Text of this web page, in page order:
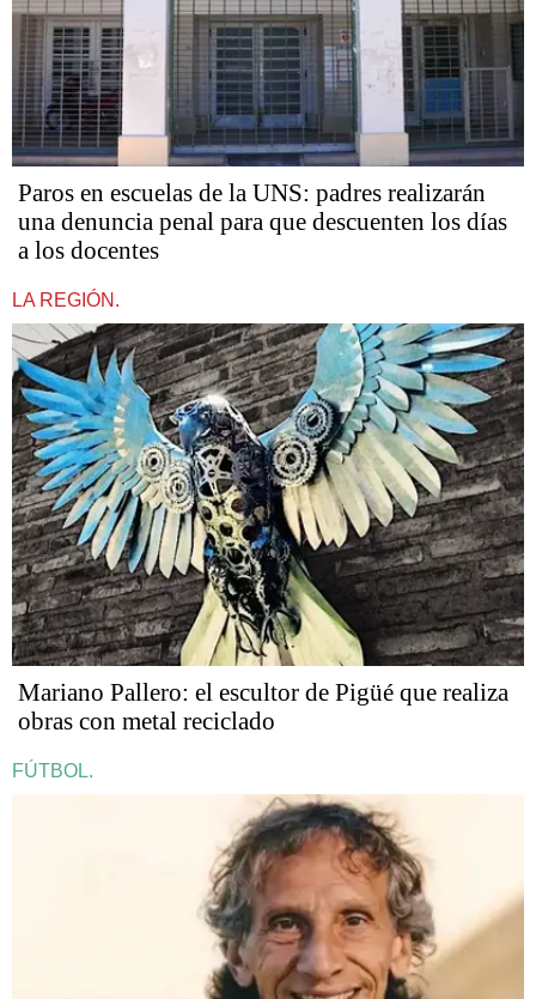
Paros en escuelas de la UNS: padres realizarán
una denuncia penal para que descuenten los días
a los docentes
LA REGIÓN.
Mariano Pallero: el escultor de Pigüé que realiza
obras con metal reciclado
FÚTBOL.